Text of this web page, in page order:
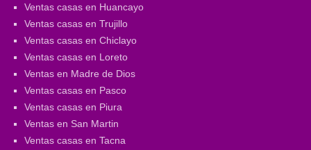
Ventas casas en Huancayo
Ventas casas en Trujillo
Ventas casas en Chiclayo
Ventas casas en Loreto
Ventas en Madre de Dios
Ventas casas en Pasco
Ventas casas en Piura
Ventas en San Martin
Ventas casas en Tacna